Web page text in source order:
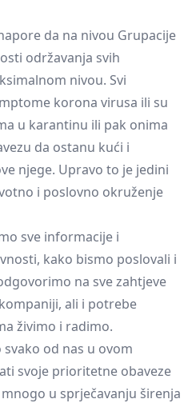
da na nivou Grupacije
održavanja svih
nivou. Svi
korona virusa ili su
u karantinu ili pak onima
da ostanu kući i
njege. Upravo to je jedini
i poslovno okruženje
sve informacije i
kako bismo poslovali i
na sve zahtjeve
ali i potrebe
živimo i radimo.
svako od nas u ovom
svoje prioritetne obaveze
u sprječavanju širenja